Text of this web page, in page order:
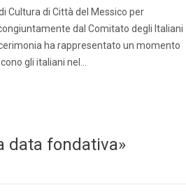
Cultura di Città del Messico per
dal Comitato degli Italiani
cerimonia ha rappresentato un momento
gli italiani nel…
data fondativa»